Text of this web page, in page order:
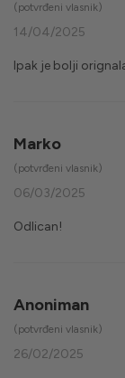
(potvrđeni vlasnik)
14/04/2025
Ipak je bolji
Marko
(potvrđeni vlasnik)
06/03/2025
Odlican!
Anoniman
(potvrđeni vlasnik)
26/02/2025